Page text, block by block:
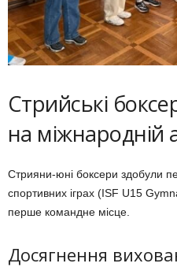
Стрийські
на міжнародній
Стрияни-юні боксери здобули
спортивних іграх (ISF U15
перше командне місце.
Досягнення